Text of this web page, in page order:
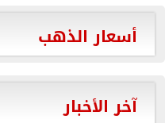
أسعار الذهب
آخر الأخبار